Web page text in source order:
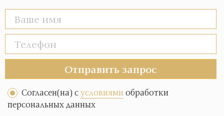
Отправить запрос
Согласен(на) сусловиямиобработки
персональных данных